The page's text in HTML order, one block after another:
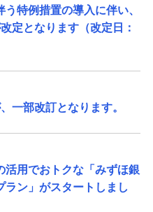
特例措置の導入に伴い、
定となります（改定日：
一部改訂となります。
活用でおトクな「みずほ銀
ン」がスタートしまし